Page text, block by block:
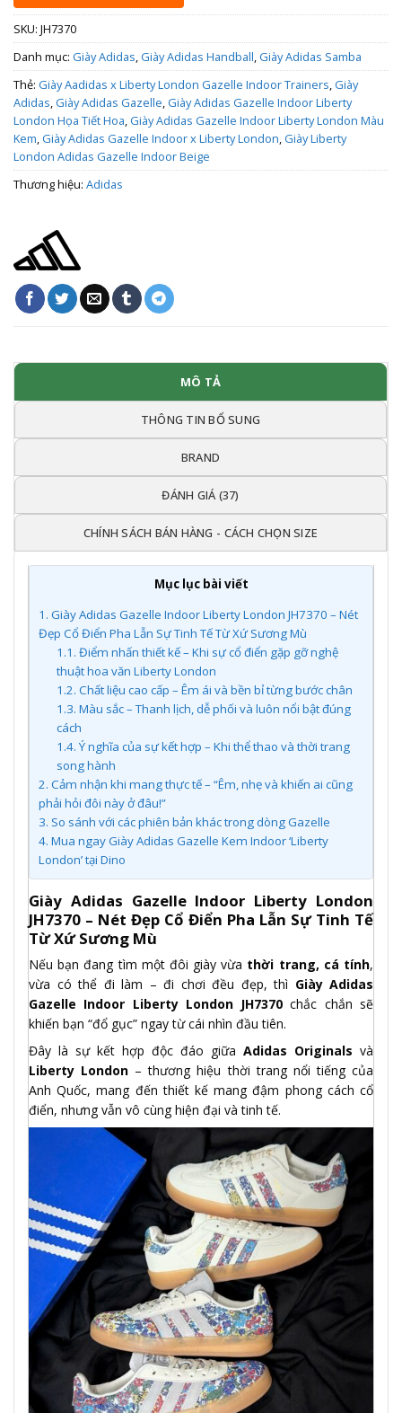
SKU: JH7370
Danh mục: Giày Adidas, Giày Adidas Handball, Giày Adidas Samba
Thẻ: Giày Aadidas x Liberty London Gazelle Indoor Trainers, Giày
Adidas, Giày Adidas Gazelle, Giày Adidas Gazelle Indoor Liberty
London Họa Tiết Hoa, Giày Adidas Gazelle Indoor Liberty London Màu
Kem, Giày Adidas Gazelle Indoor x Liberty London, Giày Liberty
London Adidas Gazelle Indoor Beige
Thương hiệu: Adidas
MÔ TẢ
THÔNG TIN BỔ SUNG
BRAND
ĐÁNH GIÁ (37)
CHÍNH SÁCH BÁN HÀNG - CÁCH CHỌN SIZE
Mục lục bài viết
1. Giày Adidas Gazelle Indoor Liberty London JH7370 – Nét
Đẹp Cổ Điển Pha Lẫn Sự Tinh Tế Từ Xứ Sương Mù
1.1. Điểm nhấn thiết kế – Khi sự cổ điển gặp gỡ nghệ
thuật hoa văn Liberty London
1.2. Chất liệu cao cấp – Êm ái và bền bỉ từng bước chân
1.3. Màu sắc – Thanh lịch, dễ phối và luôn nổi bật đúng
cách
1.4. Ý nghĩa của sự kết hợp – Khi thể thao và thời trang
song hành
2. Cảm nhận khi mang thực tế – “Êm, nhẹ và khiến ai cũng
phải hỏi đôi này ở đâu!”
3. So sánh với các phiên bản khác trong dòng Gazelle
4. Mua ngay Giày Adidas Gazelle Kem Indoor ‘Liberty
London’ tại Dino
Giày Adidas Gazelle Indoor Liberty London
JH7370 – Nét Đẹp Cổ Điển Pha Lẫn Sự Tinh Tế
Từ Xứ Sương Mù
Nếu bạn đang tìm một đôi giày vừa thời trang, cá tính,
vừa có thể đi làm – đi chơi đều đẹp, thì Giày Adidas
Gazelle Indoor Liberty London JH7370 chắc chắn sẽ
khiến bạn “đổ gục” ngay từ cái nhìn đầu tiên.
Đây là sự kết hợp độc đáo giữa Adidas Originals và
Liberty London – thương hiệu thời trang nổi tiếng của
Anh Quốc, mang đến thiết kế mang đậm phong cách cổ
điển, nhưng vẫn vô cùng hiện đại và tinh tế.